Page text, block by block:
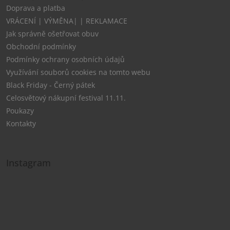
Doprava a platba
VRÁCENÍ | VÝMĚNA| | REKLAMACE
Jak správně ošetřovat obuv
Obchodní podmínky
Podmínky ochrany osobních údajů
Využívání souborů cookies na tomto webu
Black Friday - Černý pátek
Celosvětový nákupní festival 11.11.
Poukazy
Kontakty
Instagram